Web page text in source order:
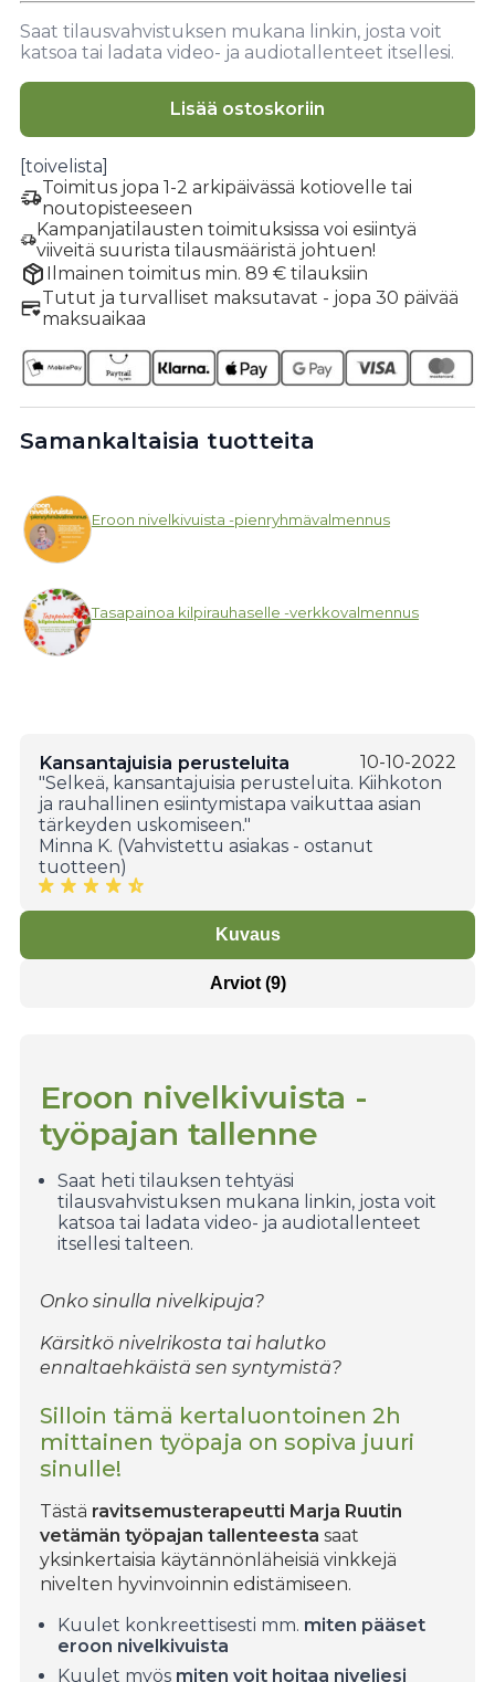
Saat tilausvahvistuksen mukana linkin, josta voit
katsoa tai ladata video- ja audiotallenteet itsellesi.
Lisää ostoskoriin
[toivelista]
Toimitus jopa 1-2 arkipäivässä kotiovelle tai
noutopisteeseen
Kampanjatilausten toimituksissa voi esiintyä
viiveitä suurista tilausmääristä johtuen!
Ilmainen toimitus min. 89 € tilauksiin
Tutut ja turvalliset maksutavat - jopa 30 päivää
maksuaikaa
Samankaltaisia tuotteita
Eroon nivelkivuista -pienryhmävalmennus
Tasapainoa kilpirauhaselle -verkkovalmennus
Kansantajuisia perusteluita
10-10-2022
"Selkeä, kansantajuisia perusteluita. Kiihkoton
ja rauhallinen esiintymistapa vaikuttaa asian
tärkeyden uskomiseen."
Minna K. (Vahvistettu asiakas - ostanut
tuotteen)
Kuvaus
Arviot (9)
Eroon nivelkivuista -
työpajan tallenne
Saat heti tilauksen tehtyäsi
tilausvahvistuksen mukana linkin, josta voit
katsoa tai ladata video- ja audiotallenteet
itsellesi talteen.
Onko sinulla nivelkipuja?
Kärsitkö nivelrikosta tai halutko
ennaltaehkäistä sen syntymistä?
Silloin tämä kertaluontoinen 2h
mittainen työpaja on sopiva juuri
sinulle!
Tästä ravitsemusterapeutti Marja Ruutin
vetämän työpajan tallenteesta saat
yksinkertaisia käytännönläheisiä vinkkejä
nivelten hyvinvoinnin edistämiseen.
Kuulet konkreettisesti mm. miten pääset
eroon nivelkivuista
Kuulet myös miten voit hoitaa niveliesi